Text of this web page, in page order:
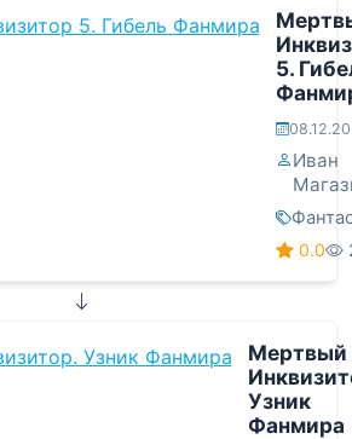
5.
Иван
0.0
Мертвый
Узник
Фанмира